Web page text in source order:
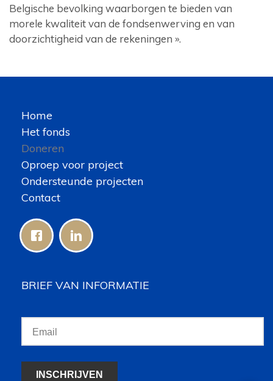
Belgische bevolking waarborgen te bieden van
morele kwaliteit van de fondsenwerving en van
doorzichtigheid van de rekeningen ».
Home
Het fonds
Doneren
Oproep voor project
Ondersteunde projecten
Contact
BRIEF VAN INFORMATIE